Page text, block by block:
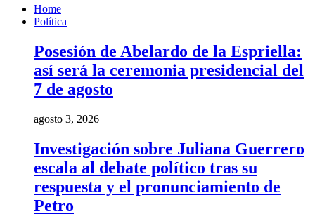
Home
Política
Posesión de Abelardo de la Espriella:
así será la ceremonia presidencial del
7 de agosto
agosto 3, 2026
Investigación sobre Juliana Guerrero
escala al debate político tras su
respuesta y el pronunciamiento de
Petro